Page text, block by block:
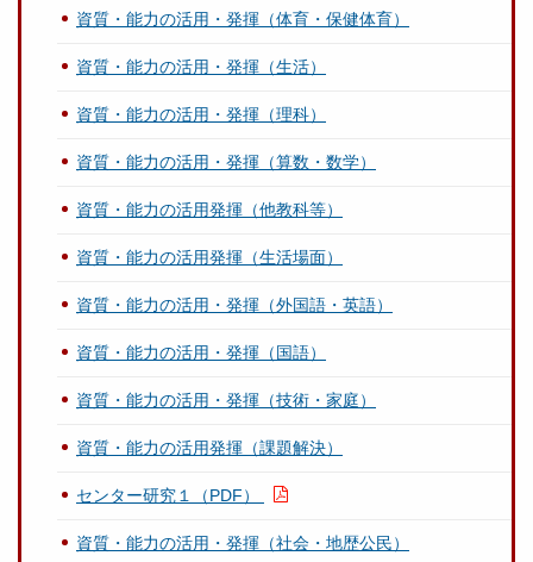
資質・能力の活用・発揮（体育・保健体育）
資質・能力の活用・発揮（生活）
資質・能力の活用・発揮（理科）
資質・能力の活用・発揮（算数・数学）
資質・能力の活用発揮（他教科等）
資質・能力の活用発揮（生活場面）
資質・能力の活用・発揮（外国語・英語）
資質・能力の活用・発揮（国語）
資質・能力の活用・発揮（技術・家庭）
資質・能力の活用発揮（課題解決）
センター研究１（PDF）
資質・能力の活用・発揮（社会・地歴公民）